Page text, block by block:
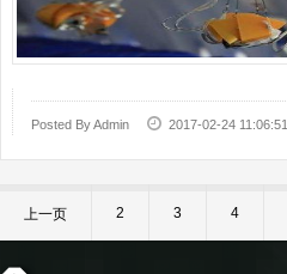
Posted ByAdmin 2017-02-24 11:06:51
上一页 2 3 4